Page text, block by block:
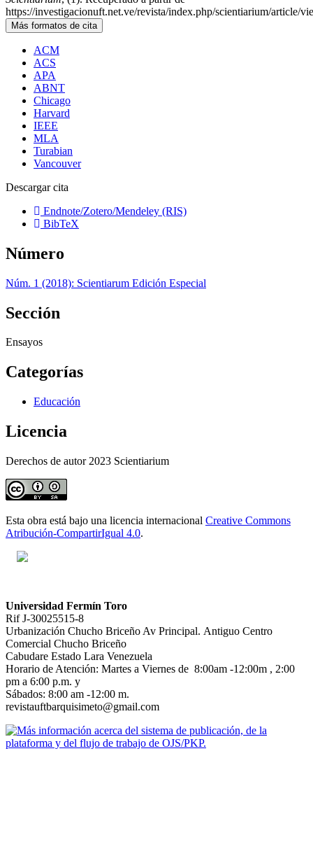
https://investigacionuft.net.ve/revista/index.php/scientiarium/article/
Más formatos de cita
ACM
ACS
APA
ABNT
Chicago
Harvard
IEEE
MLA
Turabian
Vancouver
Descargar cita
Endnote/Zotero/Mendeley (RIS)
BibTeX
Número
Núm. 1 (2018): Scientiarum Edición Especial
Sección
Ensayos
Categorías
Educación
Licencia
Derechos de autor 2023 Scientiarium
Esta obra está bajo una licencia internacional Creative Commons
Atribución-CompartirIgual 4.0.
Universidad Fermín Toro
Rif J-30025515-8
Urbanización Chucho Briceño Av Principal. Antiguo Centro
Comercial Chucho Briceño
Cabudare Estado Lara Venezuela
Horario de Atención: Martes a Viernes de 8:00am -12:00m , 2:00
pm a 6:00 p.m. y
Sábados: 8:00 am -12:00 m.
revistauftbarquisimeto@gmail.com